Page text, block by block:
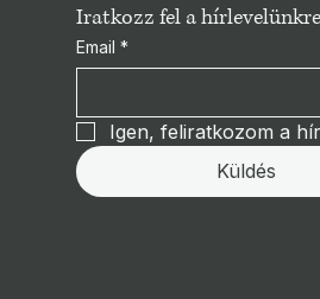
Iratkozz fel a
Email *
Igen, feliratkozom a
Küldés